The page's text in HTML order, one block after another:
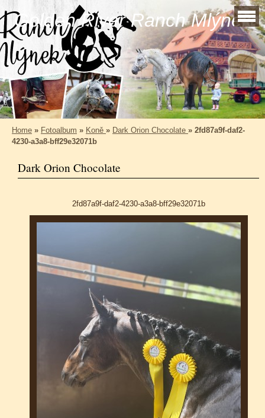
Golden River Ranch Mlýnek
Home » Fotoalbum » Koně » Dark Orion Chocolate » 2fd87a9f-daf2-
4230-a3a8-bff29e32071b
Dark Orion Chocolate
2fd87a9f-daf2-4230-a3a8-bff29e32071b